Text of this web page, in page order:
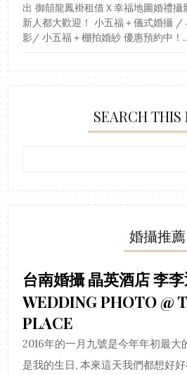
出 御囍龍鳳褂租借Ｘ幸福地圖婚禮
新人都大歡迎！ 小五福＋儀式婚攝 /
影/ 小五福＋棚拍婚紗 優惠預約中！
SEARCH THIS
婚攝推薦
台南婚攝 晶英酒店 李
WEDDING PHOTO @
PLACE
2016年的一月九號是今年年初最大
是我的生日, 本來這天我們都想好